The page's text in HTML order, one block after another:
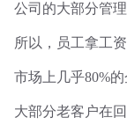
公司的大部分管
所以，员工拿工
市场上几乎80%
大部分老客户在